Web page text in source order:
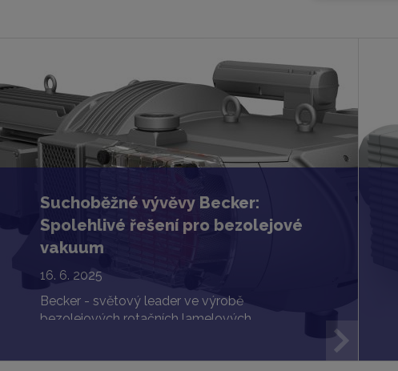
Suchoběžné vývěvy Becker:
Spolehlivé řešení pro bezolejové
vakuum
16. 6. 2025
Becker - světový leader ve výrobě
bezolejových rotačních lamelových